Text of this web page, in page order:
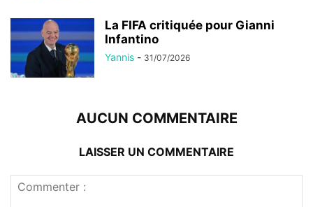
La FIFA critiquée pour Gianni
Infantino
Yannis - 31/07/2026
AUCUN COMMENTAIRE
LAISSER UN COMMENTAIRE